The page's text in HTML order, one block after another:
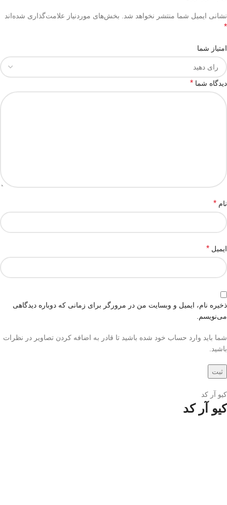
نشانی ایمیل شما منتشر نخواهد شد. بخش‌های موردنیاز علامت‌گذاری شده‌اند
*
امتیاز شما
دیدگاه شما *
نام *
ایمیل *
ذخیره نام، ایمیل و وبسایت من در مرورگر برای زمانی که دوباره دیدگاهی
می‌نویسم.
شما باید وارد حساب خود شده باشید تا قادر به اضافه کردن تصاویر در نظرات
باشید.
کیو آر کد
کیو آر کد